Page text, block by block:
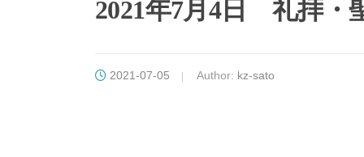
2021年7月4日 礼拝・
2021-07-05 Author: kz-sato